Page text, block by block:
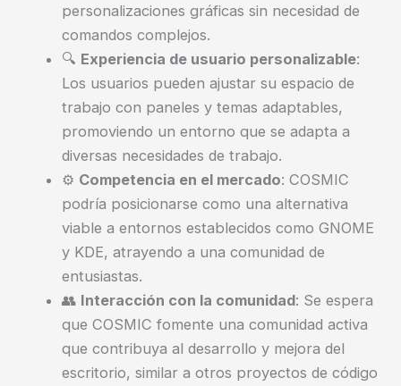
personalizaciones gráficas sin necesidad de
comandos complejos.
🔍 Experiencia de usuario personalizable:
Los usuarios pueden ajustar su espacio de
trabajo con paneles y temas adaptables,
promoviendo un entorno que se adapta a
diversas necesidades de trabajo.
⚙️ Competencia en el mercado: COSMIC
podría posicionarse como una alternativa
viable a entornos establecidos como GNOME
y KDE, atrayendo a una comunidad de
entusiastas.
👥 Interacción con la comunidad: Se espera
que COSMIC fomente una comunidad activa
que contribuya al desarrollo y mejora del
escritorio, similar a otros proyectos de código